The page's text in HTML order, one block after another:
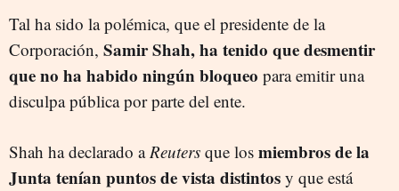
Tal ha sido la polémica, que el presidente de la
Corporación, Samir Shah, ha tenido que desmentir
que no ha habido ningún bloqueo para emitir una
disculpa pública por parte del ente.
Shah ha declarado aReuters que los miembros de la
Junta tenían puntos de vista distintos y que está